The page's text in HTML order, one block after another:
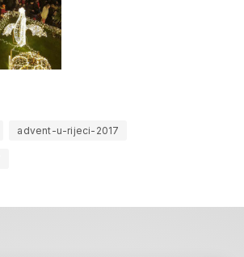
advent-u-rijeci-2017